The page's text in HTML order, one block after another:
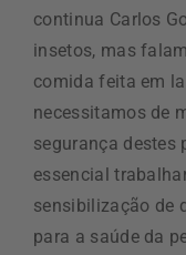
continua Carlos
insetos, mas
comida feita em
necessitamos de
segurança destes
essencial
sensibilização de
para a saúde da